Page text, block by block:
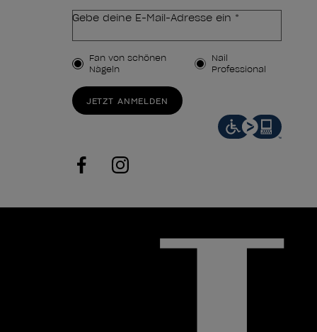
Gebe deine E-Mail-Adresse ein *
Kundenart
Fan von schönen
Nägeln
Nail
Professional
JETZT ANMELDEN